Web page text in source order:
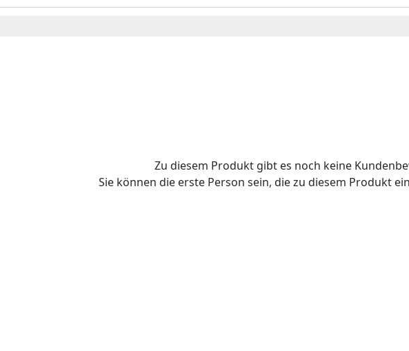
Zu diesem Produkt gibt es noch keine
Sie können die erste Person sein, die zu diesem Produkt